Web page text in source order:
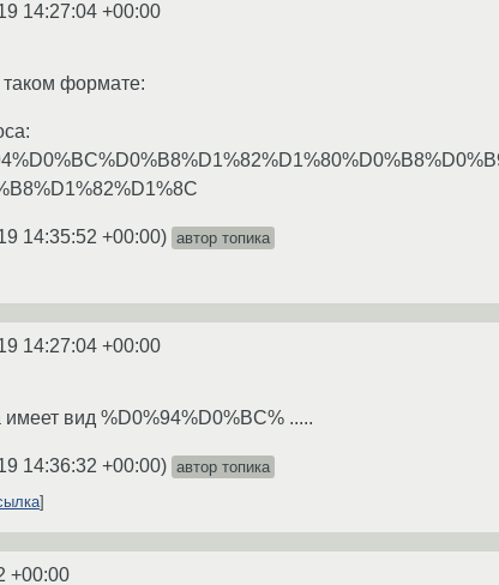
14:27:04 +00:00
таком формате:
14:35:52 +00:00) автор топика
14:27:04 +00:00
вид %D0%94%D0%BC% .....
14:36:32 +00:00) автор топика
+00:00